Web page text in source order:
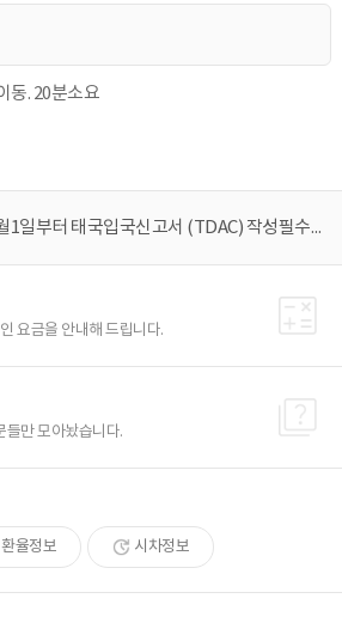
동. 20분소요
25년 5월1일부터 태국입국신고서 (TDAC) 작성필수! 가장 쉽게 작성하는 방법
요금을 안내해 드립니다.
들만 모아놨습니다.
환율정보 시차정보